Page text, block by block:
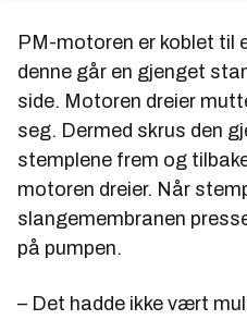
PM-motoren er koblet til
denne går en gjenget
side. Motoren dreier
seg. Dermed skrus den
stemplene frem og
motoren dreier. Når
slangemembranen
på pumpen.
– Det hadde ikke vært